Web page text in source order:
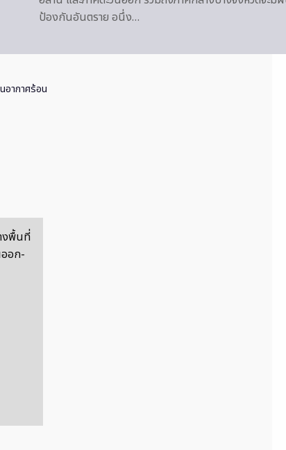
ป้องกันอันตราย อนึ่ง…
ากาศร้อน
งพื้นที่
อก-